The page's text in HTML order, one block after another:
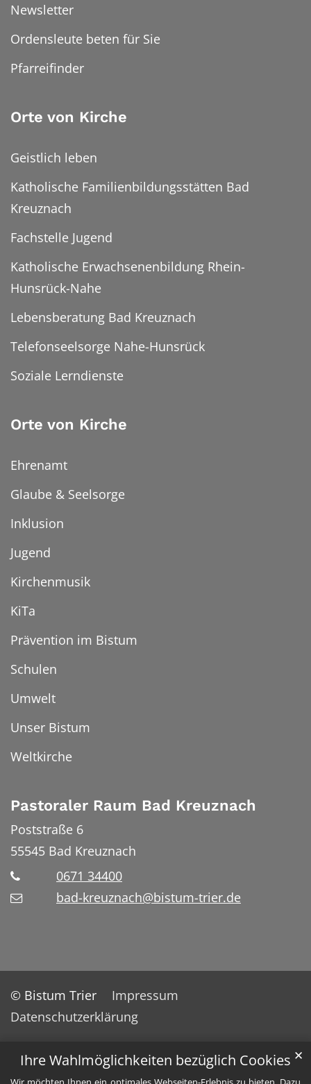
Ihre Wahlmöglichkeiten bezüglich Cookies ✕
Newsletter
Ordensleute beten für Sie
Pfarreifinder
Orte von Kirche
Geistlich leben
Katholische Familienbildungsstätten Bad
Kreuznach
Fachstelle Jugend
Katholische Erwachsenenbildung Rhein-
Hunsrück-Nahe
Lebensberatung Bad Kreuznach
Telefonseelsorge Nahe-Hunsrück
Soziale Lerndienste
Orte von Kirche
Ehrenamt
Glaube & Seelsorge
Inklusion
Jugend
Kirchenmusik
KiTa
Prävention im Bistum
Schulen
Umwelt
Unser Bistum
Weltkirche
Pastoraler Raum Bad Kreuznach
Poststraße 6
55545 Bad Kreuznach
0671 34400
bad-kreuznach@bistum-trier.de
© Bistum Trier
Impressum
Datenschutzerklärung